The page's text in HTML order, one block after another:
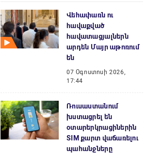
Վեհափառն ու
հավաքված
հավատացյալներն
արդեն Մայր աթոռում
են
07 Օգոստոսի 2026,
17:44
Ռուսաստանում
խստացրել են
օտարերկրացիներին
SIM քարտ վաճառելու
պահանջները